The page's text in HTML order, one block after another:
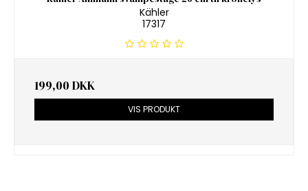
Kähler
17317
199,00 DKK
VIS PRODUKT